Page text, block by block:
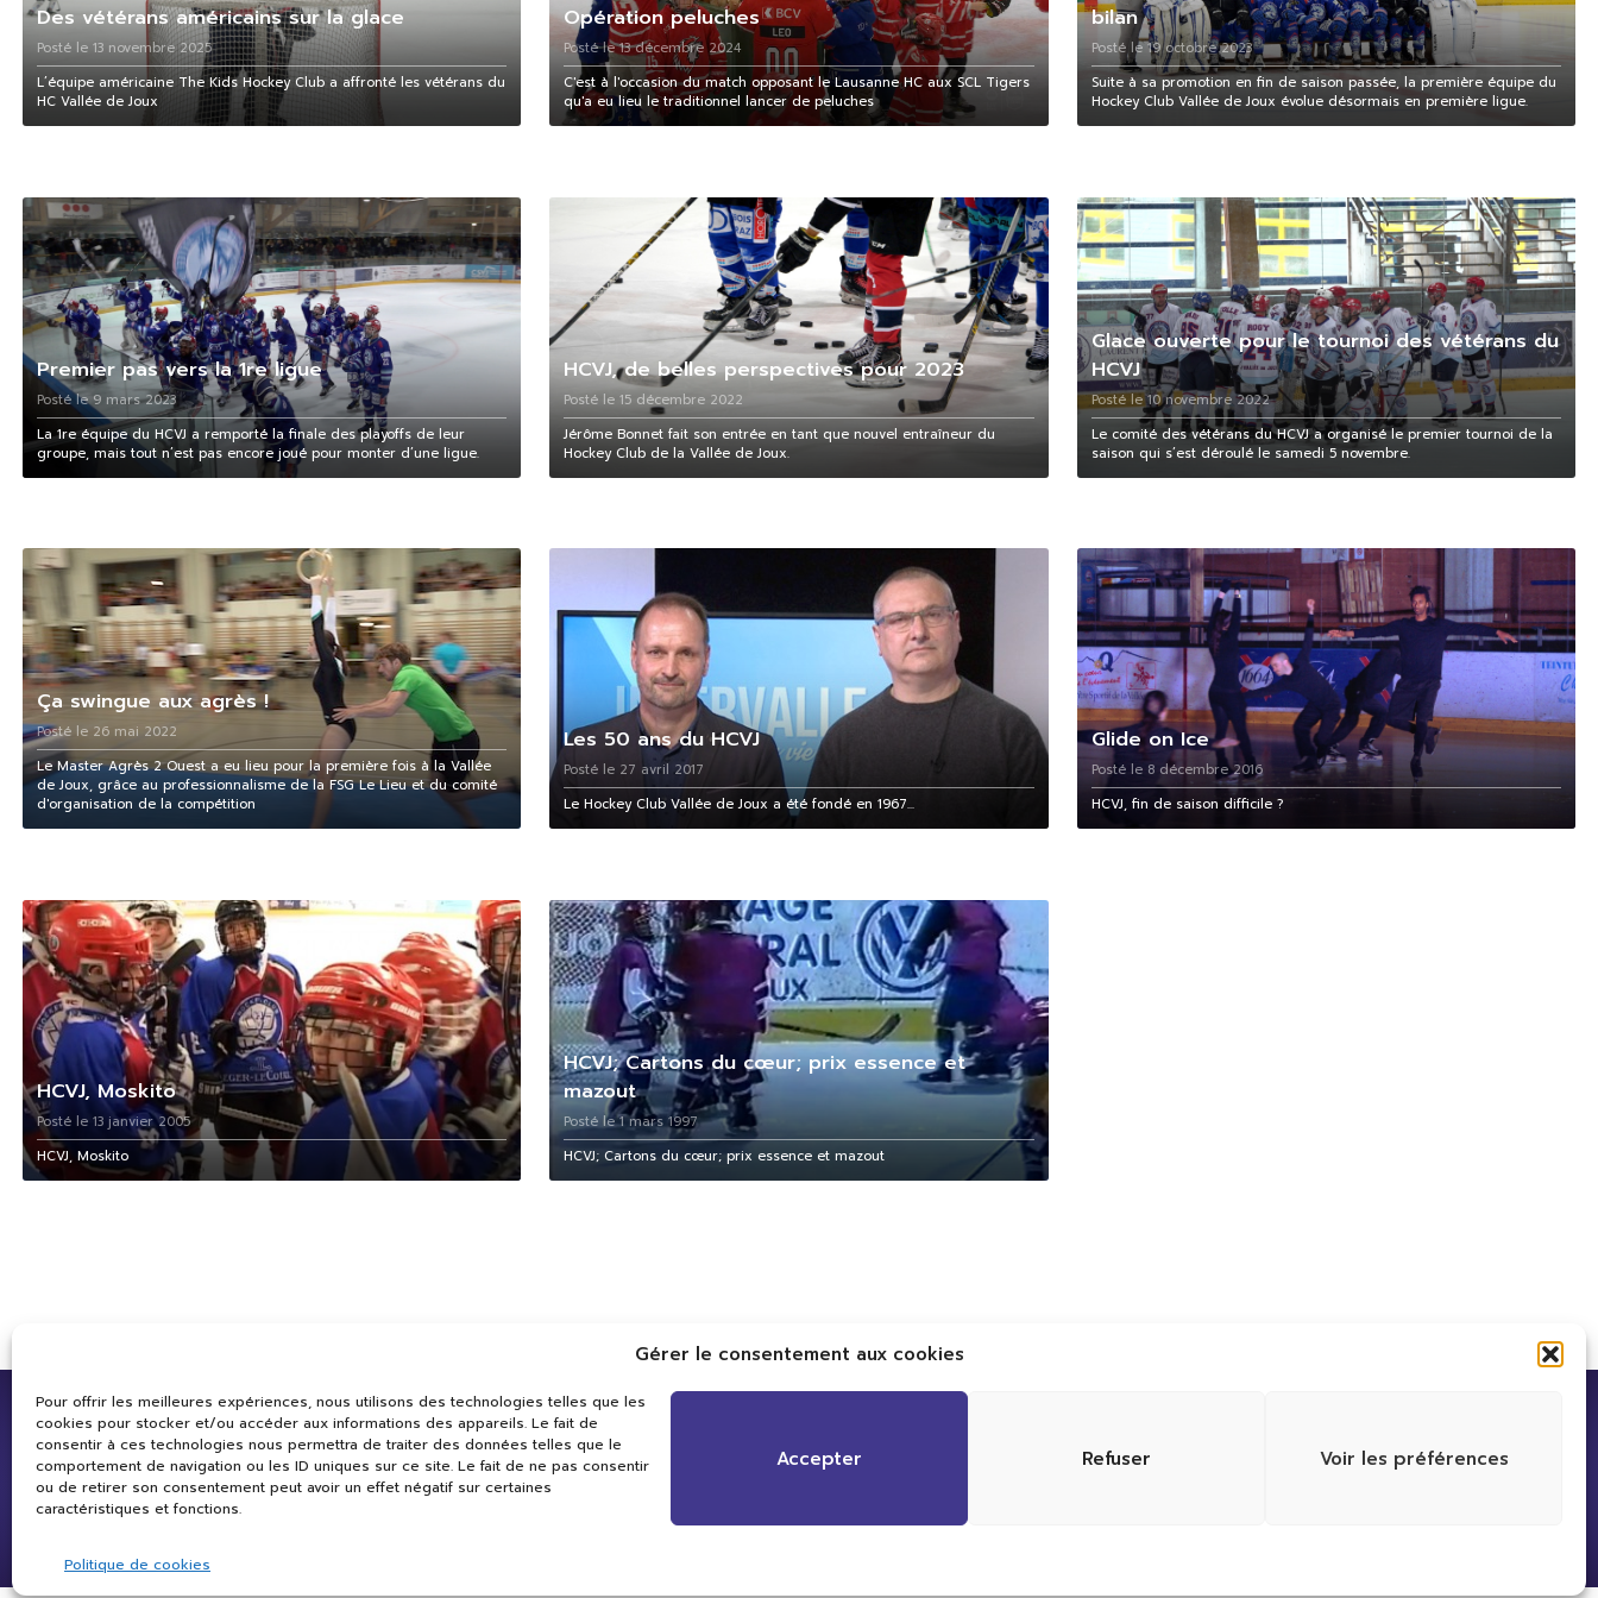
Gérer le consentement aux cookies
Pour offrir les meilleures expériences, nous utilisons des technologies telles que les
cookies pour stocker et/ou accéder aux informations des appareils. Le fait de
consentir à ces technologies nous permettra de traiter des données telles que le
comportement de navigation ou les ID uniques sur ce site. Le fait de ne pas consentir
ou de retirer son consentement peut avoir un effet négatif sur certaines
caractéristiques et fonctions.
Accepter Refuser Voir les préférences
Politique de cookies
Des vétérans américains sur la glace
Posté le 13 novembre 2025
L’équipe américaine The Kids Hockey Club a affronté les vétérans du
HC Vallée de Joux
Opération peluches
Posté le 13 décembre 2024
C'est à l'occasion du match opposant le Lausanne HC aux SCL Tigers
qu'a eu lieu le traditionnel lancer de peluches
bilan
Posté le 19 octobre 2023
Suite à sa promotion en fin de saison passée, la première équipe du
Hockey Club Vallée de Joux évolue désormais en première ligue.
Premier pas vers la 1re ligue
Posté le 9 mars 2023
La 1re équipe du HCVJ a remporté la finale des playoffs de leur
groupe, mais tout n’est pas encore joué pour monter d’une ligue.
HCVJ, de belles perspectives pour 2023
Posté le 15 décembre 2022
Jérôme Bonnet fait son entrée en tant que nouvel entraîneur du
Hockey Club de la Vallée de Joux.
Glace ouverte pour le tournoi des vétérans du
HCVJ
Posté le 10 novembre 2022
Le comité des vétérans du HCVJ a organisé le premier tournoi de la
saison qui s’est déroulé le samedi 5 novembre.
Ça swingue aux agrès !
Posté le 26 mai 2022
Le Master Agrès 2 Ouest a eu lieu pour la première fois à la Vallée
de Joux, grâce au professionnalisme de la FSG Le Lieu et du comité
d'organisation de la compétition
Les 50 ans du HCVJ
Posté le 27 avril 2017
Le Hockey Club Vallée de Joux a été fondé en 1967...
Glide on Ice
Posté le 8 décembre 2016
HCVJ, fin de saison difficile ?
HCVJ, Moskito
Posté le 13 janvier 2005
HCVJ, Moskito
HCVJ; Cartons du cœur; prix essence et
mazout
Posté le 1 mars 1997
HCVJ; Cartons du cœur; prix essence et mazout
Centre de Compétences Médias
+41 21 565 17 77 |info@valtv.ch